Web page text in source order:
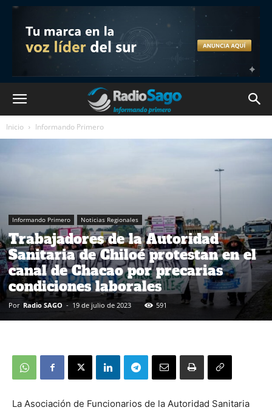
Inicio Informando Primero
Informando Primero Noticias Regionales
Trabajadores de la Autoridad
Sanitaria de Chiloé protestan en el
canal de Chacao por precarias
condiciones laborales
Por Radio SAGO - 19 de julio de 2023 591
La Asociación de Funcionarios de la Autoridad Sanitaria